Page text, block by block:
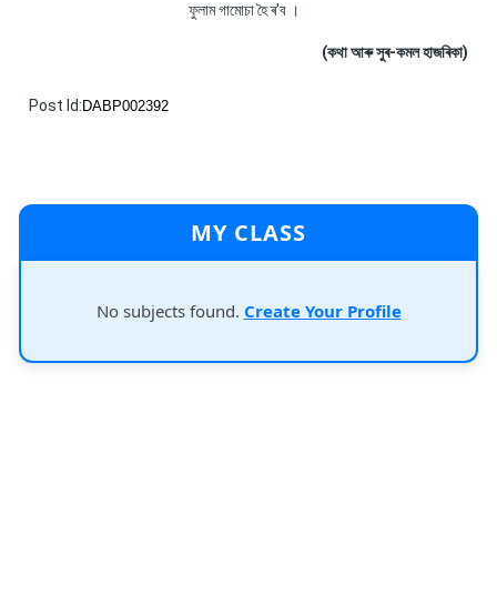
ফুলাম গামোচা হৈ ৰ'ব ।
(কথা আৰু সুৰ-কমল হাজৰিকা)
Post Id: DABP002392
MY CLASS
No subjects found. Create Your Profile